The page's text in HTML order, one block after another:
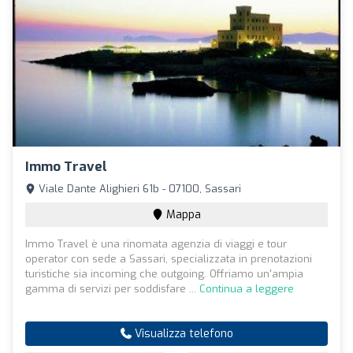
Immo Travel
Viale Dante Alighieri 61b - 07100, Sassari
Mappa
Immo Travel è una rinomata agenzia di viaggi e tour
operator con sede a Sassari, specializzata in prenotazioni
turistiche sia incoming che outgoing. Offriamo un'ampia
gamma di servizi per soddisfare ... Continua a leggere
Visualizza telefono